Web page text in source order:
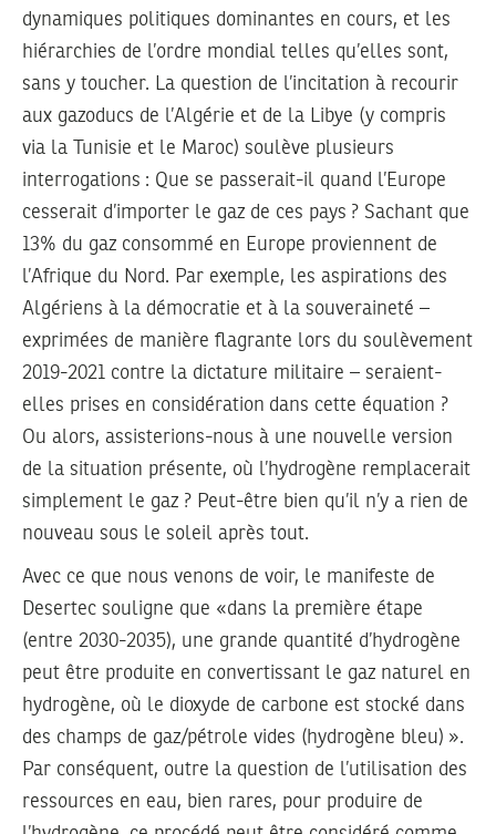
dynamiques politiques dominantes en cours, et les
hiérarchies de l’ordre mondial telles qu’elles sont,
sans y toucher. La question de l’incitation à recourir
aux gazoducs de l’Algérie et de la Libye (y compris
via la Tunisie et le Maroc) soulève plusieurs
interrogations : Que se passerait-il quand l’Europe
cesserait d’importer le gaz de ces pays ? Sachant que
13% du gaz consommé en Europe proviennent de
l’Afrique du Nord. Par exemple, les aspirations des
Algériens à la démocratie et à la souveraineté –
exprimées de manière flagrante lors du soulèvement
2019-2021 contre la dictature militaire – seraient-
elles prises en considération dans cette équation ?
Ou alors, assisterions-nous à une nouvelle version
de la situation présente, où l’hydrogène remplacerait
simplement le gaz ? Peut-être bien qu’il n’y a rien de
nouveau sous le soleil après tout.
Avec ce que nous venons de voir, le manifeste de
Desertec souligne que «dans la première étape
(entre 2030-2035), une grande quantité d’hydrogène
peut être produite en convertissant le gaz naturel en
hydrogène, où le dioxyde de carbone est stocké dans
des champs de gaz/pétrole vides (hydrogène bleu) ».
Par conséquent, outre la question de l’utilisation des
ressources en eau, bien rares, pour produire de